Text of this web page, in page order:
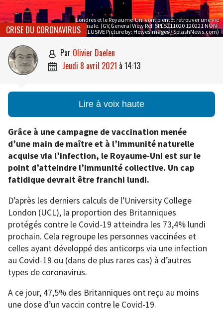
Londres et le Royaume-Uni vont bientôt retrouver une vie
normale. (GV,General View Ref: SPL5211020 120221 NON-
EXCLUSIVE Picture by: HowesImages / SplashNews.com)
CRISE DU CORONAVIRUS
 par Olivier Daelen
 jeudi 8 avril 2021 à 14:13
Lire à voix haute
Grâce à une campagne de vaccination menée
d’une main de maître et à l’immunité naturelle
acquise via l’infection, le Royaume-Uni est sur le
point d’atteindre l’immunité collective. Un cap
fatidique devrait être franchi lundi.
D’après les derniers calculs de l’University College
London (UCL), la proportion des Britanniques
protégés contre le Covid-19 atteindra les 73,4% lundi
prochain. Cela regroupe les personnes vaccinées et
celles ayant développé des anticorps via une infection
au Covid-19 ou (dans de plus rares cas) à d’autres
types de coronavirus.
A ce jour, 47,5% des Britanniques ont reçu au moins
une dose d’un vaccin contre le Covid-19.